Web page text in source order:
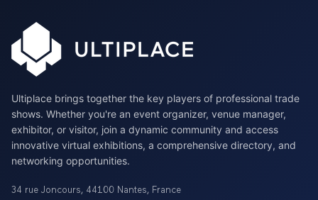
Ultiplace brings together the key players of professional trade
shows. Whether you're an event organizer, venue manager,
exhibitor, or visitor, join a dynamic community and access
innovative virtual exhibitions, a comprehensive directory, and
networking opportunities.
34 rue Joncours, 44100 Nantes, France